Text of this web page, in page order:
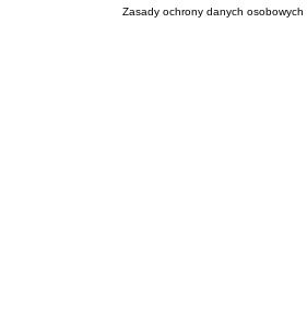
Zasady ochrony danych osobowych